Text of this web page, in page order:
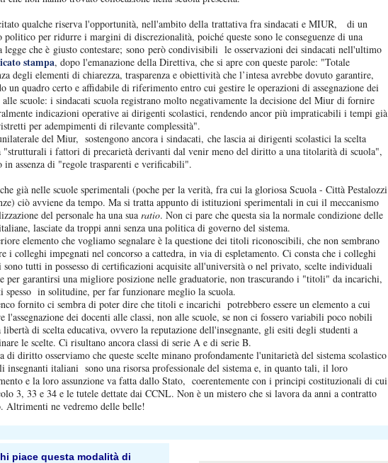
qualche riserva l'opportunità, nell'ambito della trattativa fra sindacati e MIUR, di un
politico per ridurre i margini di discrezionalità, poiché queste sono le conseguenze di una
legge che è giusto contestare; sono però condivisibili le osservazioni dei sindacati nell'ultimo
stampa, dopo l'emanazione della Direttiva, che si apre con queste parole: "Totale
degli elementi di chiarezza, trasparenza e obiettività che l’intesa avrebbe dovuto garantire,
un quadro certo e affidabile di riferimento entro cui gestire le operazioni di assegnazione dei
alle scuole: i sindacati scuola registrano molto negativamente la decisione del Miur di fornire
indicazioni operative ai dirigenti scolastici, rendendo ancor più impraticabili i tempi già
per adempimenti di rilevante complessità".
del Miur, sostengono ancora i sindacati, che lascia ai dirigenti scolastici la scelta
"strutturali i fattori di precarietà derivanti dal venir meno del diritto a una titolarità di scuola",
in assenza di "regole trasparenti e verificabili".
già nelle scuole sperimentali (poche per la verità, fra cui la gloriosa Scuola - Città Pestalozzi
ciò avviene da tempo. Ma si tratta appunto di istituzioni sperimentali in cui il meccanismo
del personale ha una sua ratio. Non ci pare che questa sia la normale condizione delle
lasciate da troppi anni senza una politica di governo del sistema.
elemento che vogliamo segnalare è la questione dei titoli riconoscibili, che non sembrano
i colleghi impegnati nel concorso a cattedra, in via di espletamento. Ci consta che i colleghi
tutti in possesso di certificazioni acquisite all'università o nel privato, scelte individuali
per garantirsi una migliore posizione nelle graduatorie, non trascurando i "titoli" da incarichi,
spesso in solitudine, per far funzionare meglio la scuola.
fornito ci sembra di poter dire che titoli e incarichi potrebbero essere un elemento a cui
l'assegnazione dei docenti alle classi, non alle scuole, se non ci fossero variabili poco nobili
di scelta educativa, ovvero la reputazione dell'insegnante, gli esiti degli studenti a
le scelte. Ci risultano ancora classi di serie A e di serie B.
di diritto osserviamo che queste scelte minano profondamente l'unitarietà del sistema scolastico
insegnanti italiani sono una risorsa professionale del sistema e, in quanto tali, il loro
e la loro assunzione va fatta dallo Stato, coerentemente con i principi costituzionali di cui
3, 33 e 34 e le tutele dettate dai CCNL. Non è un mistero che si lavora da anni a contratto
Altrimenti ne vedremo delle belle!
piace questa modalità di